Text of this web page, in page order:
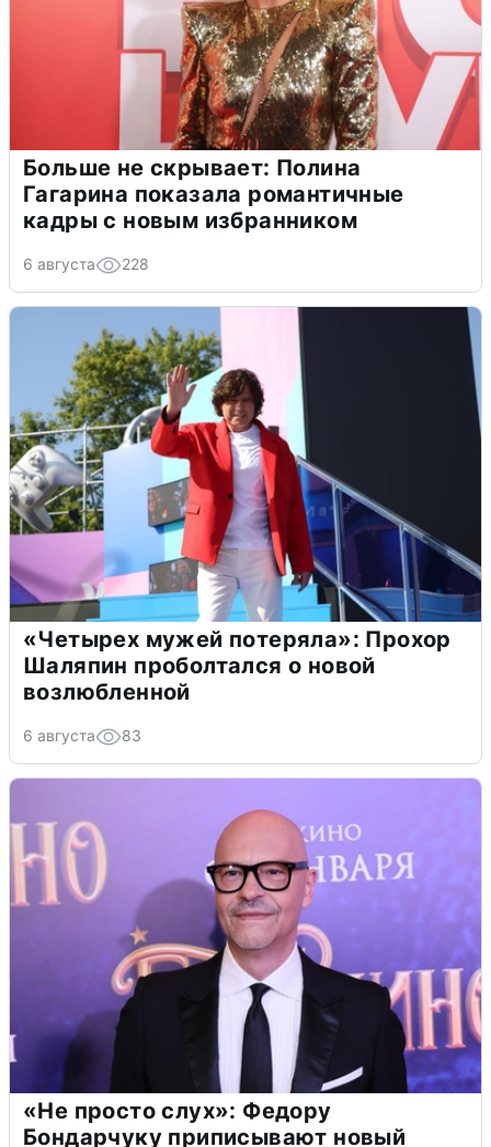
Больше не скрывает: Полина
Гагарина показала романтичные
кадры с новым избранником
6 августа 228
«Четырех мужей потеряла»: Прохор
Шаляпин проболтался о новой
возлюбленной
6 августа 83
«Не просто слух»: Федору
Бондарчуку приписывают новый